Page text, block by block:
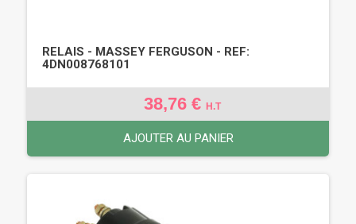
RELAIS - MASSEY FERGUSON - REF:
4DN008768101
38,76 € H.T
AJOUTER AU PANIER